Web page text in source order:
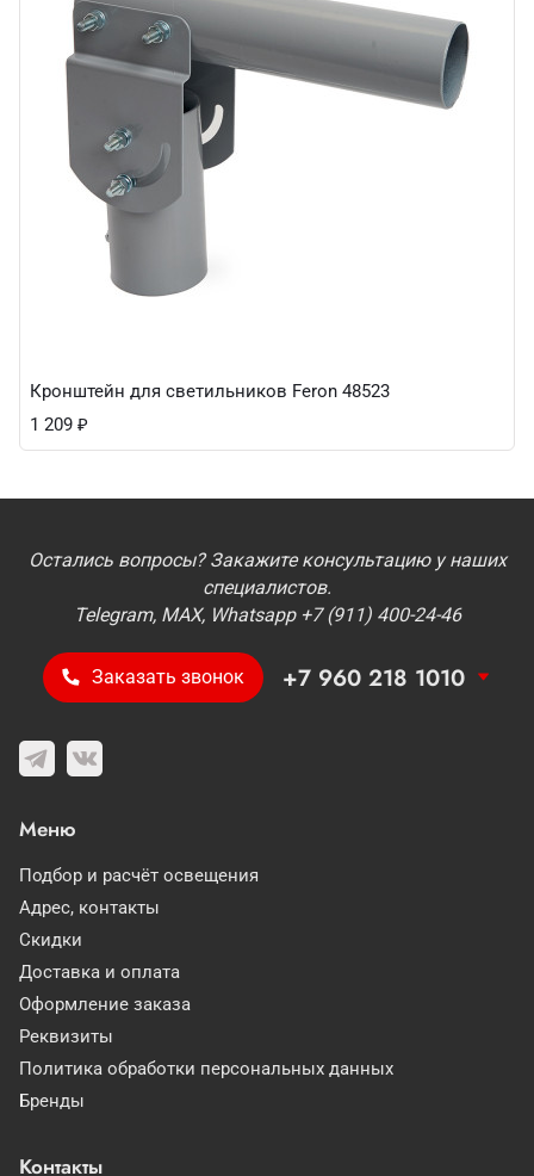
Кронштейн для светильников Feron 48523
1 209 ₽
Остались вопросы? Закажите консультацию у наших
специалистов.
Telegram, MAX, Whatsapp +7 (911) 400-24-46
Заказать звонок +7 960 218 1010
Меню
Подбор и расчёт освещения
Адрес, контакты
Скидки
Доставка и оплата
Оформление заказа
Реквизиты
Политика обработки персональных данных
Бренды
Контакты